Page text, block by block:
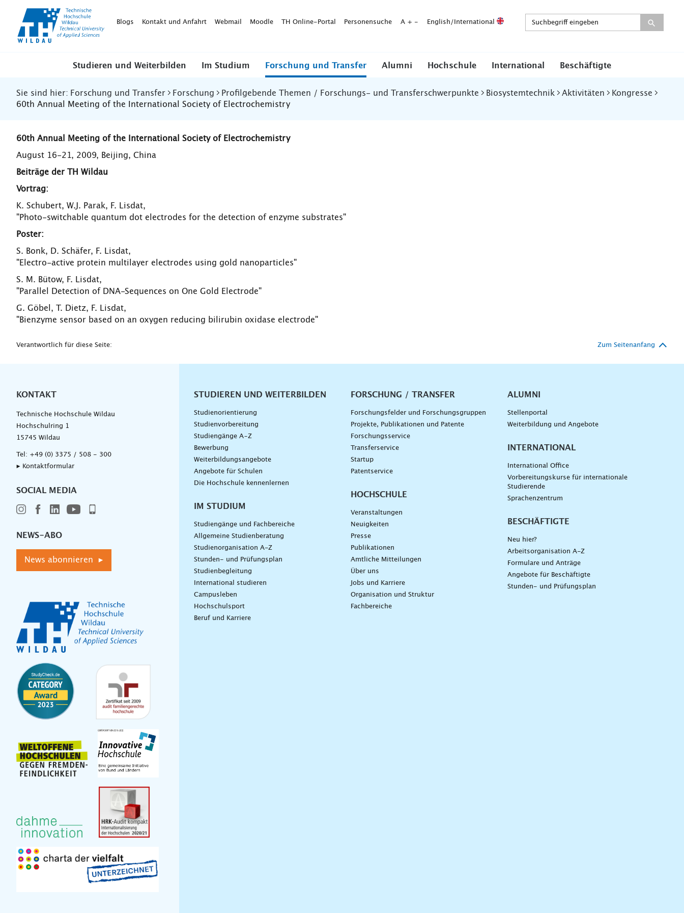
WildauBlogs Kontakt und Anfahrt Webmail Moodle TH Online-Portal Personensuche A + - English/International
Studieren und Weiterbilden Im Studium Forschung und Transfer Alumni Hochschule International Beschäftigte
Sie sind hier: Forschung und Transfer Forschung Profilgebende Themen / Forschungs- und Transferschwerpunkte Biosystemtechnik Aktivitäten
Kongresse
60th Annual Meeting of the International Society of Electrochemistry
60th Annual Meeting of the International Society of Electrochemistry
August 16-21, 2009, Beijing, China
Beiträge der TH Wildau
Vortrag:
K. Schubert, W.J. Parak, F. Lisdat,
"Photo-switchable quantum dot electrodes for the detection of enzyme substrates"
Poster:
S. Bonk, D. Schäfer, F. Lisdat,
"Electro-active protein multilayer electrodes using gold nanoparticles"
S. M. Bütow, F. Lisdat,
"Parallel Detection of DNA-Sequences on One Gold Electrode"
G. Göbel, T. Dietz, F. Lisdat,
"Bienzyme sensor based on an oxygen reducing bilirubin oxidase electrode"
Verantwortlich für diese Seite: Zum Seitenanfang
KONTAKT
Technische Hochschule Wildau
Hochschulring 1
15745 Wildau
Tel: +49 (0) 3375 / 508 - 300
▸ Kontaktformular
SOCIAL MEDIA
NEWS-ABO
News abonnieren ▸
Unternavigation
STUDIEREN UND WEITERBILDEN
Studienorientierung
Studienvorbereitung
Studiengänge A–Z
Bewerbung
Weiterbildungsangebote
Angebote für Schulen
Die Hochschule kennenlernen
IM STUDIUM
Studiengänge und Fachbereiche
Allgemeine Studienberatung
Studienorganisation A-Z
Stunden- und Prüfungsplan
Studienbegleitung
International studieren
Campusleben
Hochschulsport
Beruf und Karriere
FORSCHUNG / TRANSFER
Forschungsfelder und Forschungsgruppen
Projekte, Publikationen und Patente
Forschungsservice
Transferservice
Startup
Patentservice
HOCHSCHULE
Veranstaltungen
Neuigkeiten
Presse
Publikationen
Amtliche Mitteilungen
Über uns
Jobs und Karriere
Organisation und Struktur
Fachbereiche
ALUMNI
Stellenportal
Weiterbildung und Angebote
INTERNATIONAL
International Office
Vorbereitungskurse für internationale
Studierende
Sprachenzentrum
BESCHÄFTIGTE
Neu hier?
Arbeitsorganisation A-Z
Formulare und Anträge
Angebote für Beschäftigte
Stunden- und Prüfungsplan